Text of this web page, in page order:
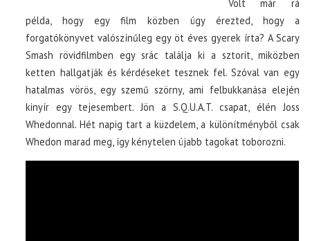
Volt már rá
példa, hogy egy film közben úgy érezted, hogy a
forgatókönyvet valószínűleg egy öt éves gyerek írta? A Scary
Smash rövidfilmben egy srác találja ki a sztorit, miközben
ketten hallgatják és kérdéseket tesznek fel. Szóval van egy
hatalmas vörös, egy szemű szörny, ami felbukkanása elején
kinyír egy tejesembert. Jön a S.Q.U.A.T. csapat, élén Joss
Whedonnal. Hét napig tart a küzdelem, a különítményből csak
Whedon marad meg, így kénytelen újabb tagokat toborozni.